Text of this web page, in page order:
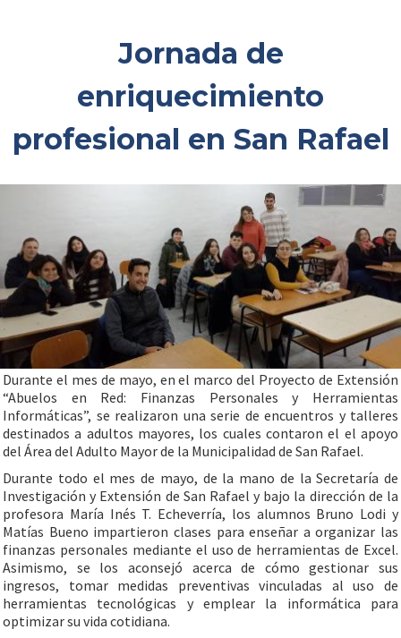
Jornada de
enriquecimiento
profesional en San Rafael
Durante el mes de mayo, en el marco del Proyecto de Extensión
“Abuelos en Red: Finanzas Personales y Herramientas
Informáticas”, se realizaron una serie de encuentros y talleres
destinados a adultos mayores, los cuales contaron el el apoyo
del Área del Adulto Mayor de la Municipalidad de San Rafael.
Durante todo el mes de mayo, de la mano de la Secretaría de
Investigación y Extensión de San Rafael y bajo la dirección de la
profesora María Inés T. Echeverría, los alumnos Bruno Lodi y
Matías Bueno impartieron clases para enseñar a organizar las
finanzas personales mediante el uso de herramientas de Excel.
Asimismo, se los aconsejó acerca de cómo gestionar sus
ingresos, tomar medidas preventivas vinculadas al uso de
herramientas tecnológicas y emplear la informática para
optimizar su vida cotidiana.